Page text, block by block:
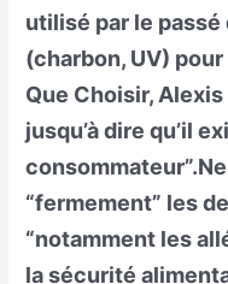
utilisé par le
(charbon, UV) pour
Que Choisir,
jusqu’à dire qu’il
“fermement” les
“notamment les
la sécurité